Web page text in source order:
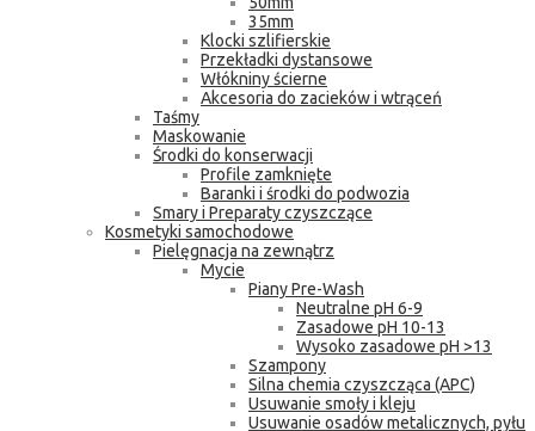
35mm
Klocki szlifierskie
Przekładki dystansowe
Włókniny ścierne
Akcesoria do zacieków i wtrąceń
Taśmy
Maskowanie
Środki do konserwacji
Profile zamknięte
Baranki i środki do podwozia
Smary i Preparaty czyszczące
Kosmetyki samochodowe
Pielęgnacja na zewnątrz
Mycie
Piany Pre-Wash
Neutralne pH 6-9
Zasadowe pH 10-13
Wysoko zasadowe pH >13
Szampony
Silna chemia czyszcząca (APC)
Usuwanie smoły i kleju
Usuwanie osadów metalicznych, pyłu